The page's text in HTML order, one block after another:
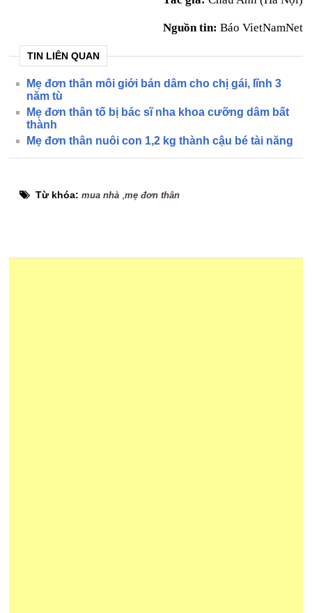
Nguồn tin: Báo VietNamNet
TIN LIÊN QUAN
Mẹ đơn thân môi giới bán dâm cho chị gái, lĩnh 3
năm tù
Mẹ đơn thân tố bị bác sĩ nha khoa cưỡng dâm bất
thành
Mẹ đơn thân nuôi con 1,2 kg thành cậu bé tài năng
Từ khóa:mua nhà ,mẹ đơn thân